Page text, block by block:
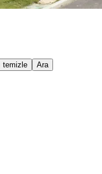
temizle Ara